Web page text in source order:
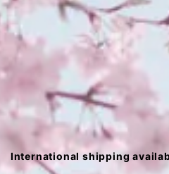
International shipping